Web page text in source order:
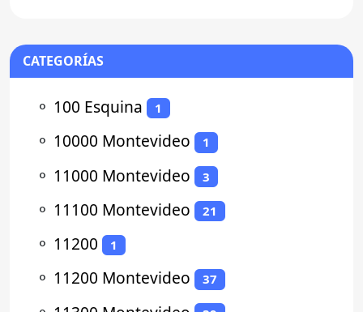
CATEGORÍAS
⚬ 100 Esquina 1
⚬ 10000 Montevideo 1
⚬ 11000 Montevideo 3
⚬ 11100 Montevideo 21
⚬ 11200 1
⚬ 11200 Montevideo 37